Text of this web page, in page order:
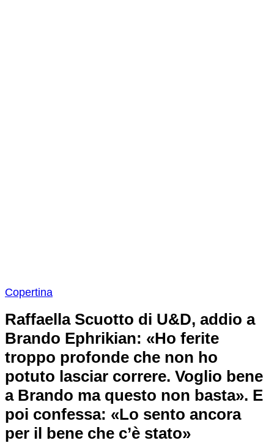
Copertina
Raffaella Scuotto di U&D, addio a
Brando Ephrikian: «Ho ferite
troppo profonde che non ho
potuto lasciar correre. Voglio bene
a Brando ma questo non basta». E
poi confessa: «Lo sento ancora
per il bene che c’è stato»